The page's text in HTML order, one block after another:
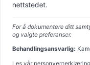
Fremtiden
skapes
nettstedet.
For å dokumentere ditt
og valgte preferanser.
Behandlingsansvarlig:
Les vår personvernerklæring